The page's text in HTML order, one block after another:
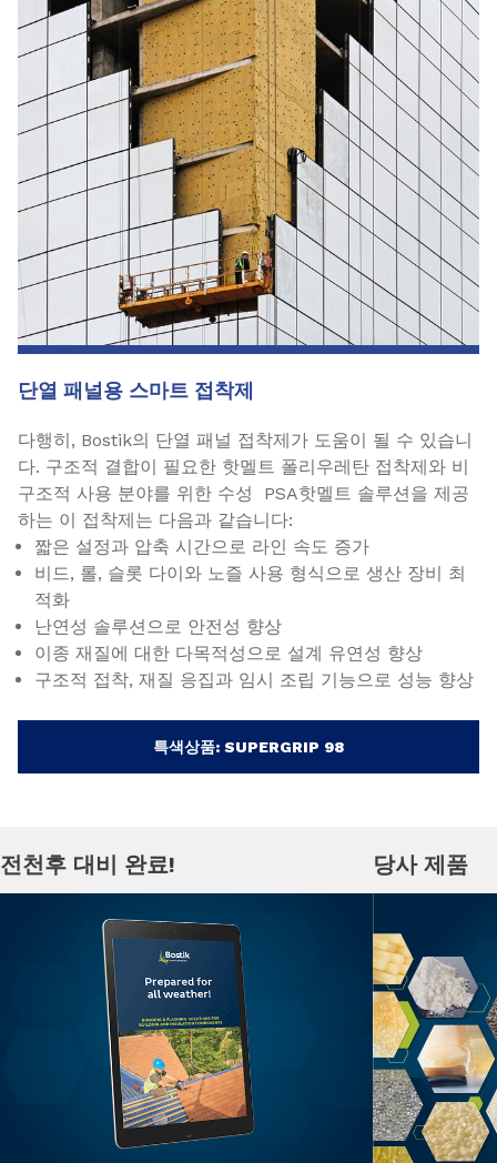
단열 패널용 스마트 접착제
다행히, Bostik의 단열 패널 접착제가 도움이 될 수 있습니
다. 구조적 결합이 필요한 핫멜트 폴리우레탄 접착제와 비
구조적 사용 분야를 위한 수성 PSA핫멜트 솔루션을 제공
하는 이 접착제는 다음과 같습니다:
짧은 설정과 압축 시간으로 라인 속도 증가
비드, 롤, 슬롯 다이와 노즐 사용 형식으로 생산 장비 최
적화
난연성 솔루션으로 안전성 향상
이종 재질에 대한 다목적성으로 설계 유연성 향상
구조적 접착, 재질 응집과 임시 조립 기능으로 성능 향상
특색상품: SUPERGRIP 98
전천후 대비 완료! 당사 제품